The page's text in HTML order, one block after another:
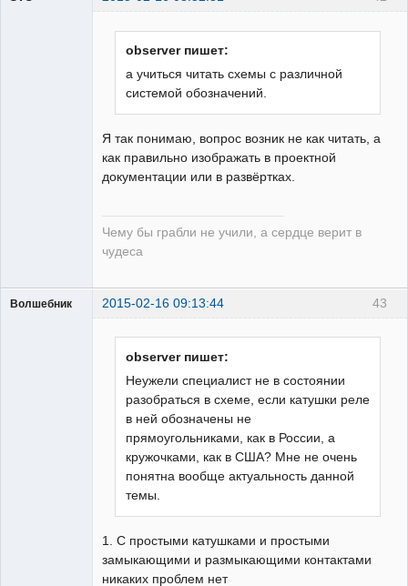
observer пишет:
а учиться читать схемы с различной
системой обозначений.
Я так понимаю, вопрос возник не как читать, а
как правильно изображать в проектной
документации или в развёртках.
Чему бы грабли не учили, а сердце верит в
чудеса
43
Волшебник 2015-02-16 09:13:44
observer пишет:
Неужели специалист не в состоянии
разобраться в схеме, если катушки реле
в ней обозначены не
прямоугольниками, как в России, а
кружочками, как в США? Мне не очень
понятна вообще актуальность данной
темы.
1. С простыми катушками и простыми
замыкающими и размыкающими контактами
никаких проблем нет